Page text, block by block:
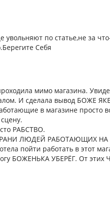
увольняют по статье,не за
Себя
мимо магазина.
И сделала вывод БОЖЕ
в магазине просто
РАБСТВО.
ЛЮДЕЙ РАБОТАЮЩИХ НА
пойти работать в этот
БОЖЕНЬКА УБЕРЁГ. От этих